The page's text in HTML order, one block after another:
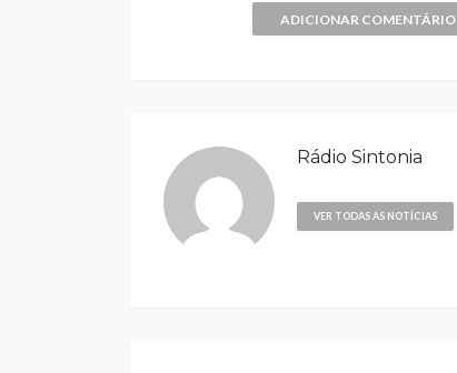
ADICIONAR COMENTÁRIO
Rádio Sintonia
VER TODAS AS NOTÍCIAS